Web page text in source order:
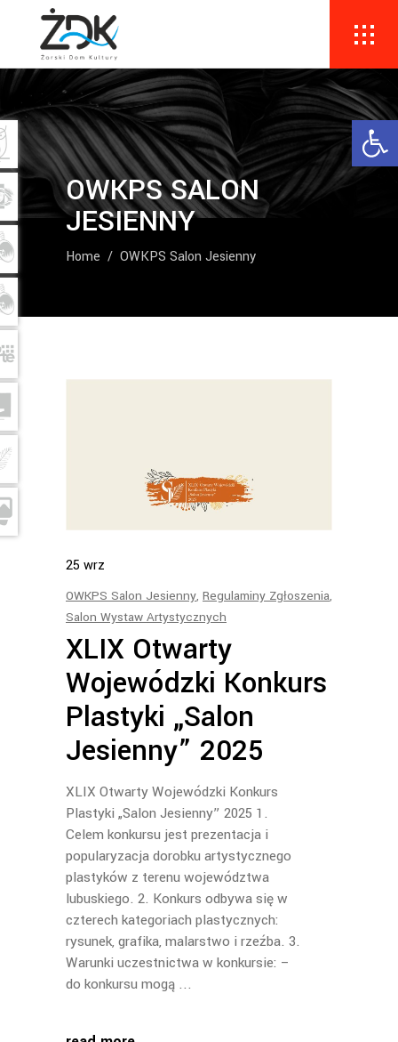
OWKPS SALON
JESIENNY
Home / OWKPS Salon Jesienny
25 wrz
OWKPS Salon Jesienny, Regulaminy Zgłoszenia,
Salon Wystaw Artystycznych
XLIX Otwarty
Wojewódzki Konkurs
Plastyki „Salon
Jesienny” 2025
XLIX Otwarty Wojewódzki Konkurs
Plastyki „Salon Jesienny” 2025 1.
Celem konkursu jest prezentacja i
popularyzacja dorobku artystycznego
plastyków z terenu województwa
lubuskiego. 2. Konkurs odbywa się w
czterech kategoriach plastycznych:
rysunek, grafika, malarstwo i rzeźba. 3.
Warunki uczestnictwa w konkursie: –
do konkursu mogą